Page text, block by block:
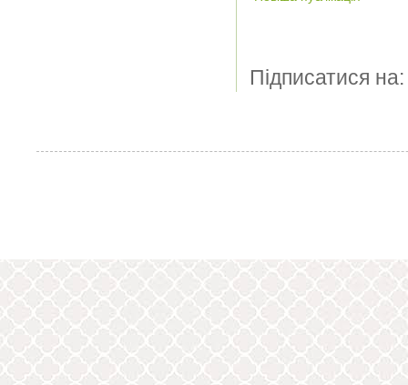
Підписатися